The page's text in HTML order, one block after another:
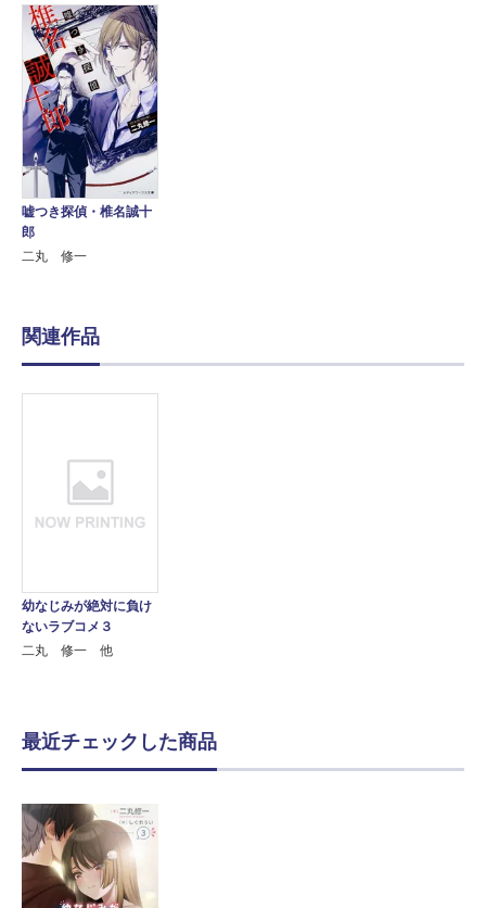
嘘つき探偵・椎名誠十
郎
二丸 修一
関連作品
幼なじみが絶対に負け
ないラブコメ３
二丸 修一 他
最近チェックした商品